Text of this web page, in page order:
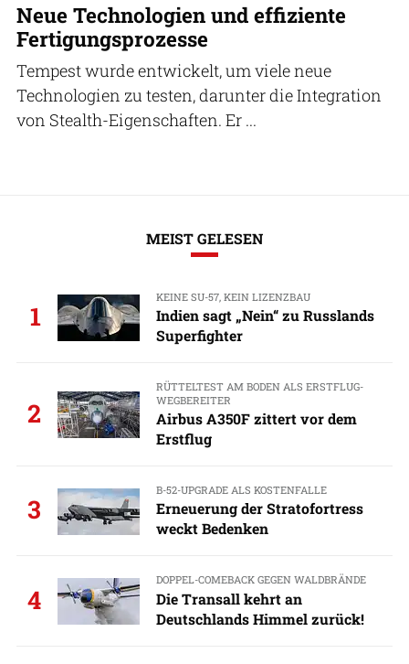
Neue Technologien und effiziente
Fertigungsprozesse
Tempest wurde entwickelt, um viele neue
Technologien zu testen, darunter die Integration
von Stealth-Eigenschaften. Er ...
MEIST GELESEN
1
KEINE SU-57, KEIN LIZENZBAU
Indien sagt „Nein“ zu Russlands
Superfighter
2
RÜTTELTEST AM BODEN ALS ERSTFLUG-
WEGBEREITER
Airbus A350F zittert vor dem
Erstflug
3
B-52-UPGRADE ALS KOSTENFALLE
Erneuerung der Stratofortress
weckt Bedenken
4
DOPPEL-COMEBACK GEGEN WALDBRÄNDE
Die Transall kehrt an
Deutschlands Himmel zurück!